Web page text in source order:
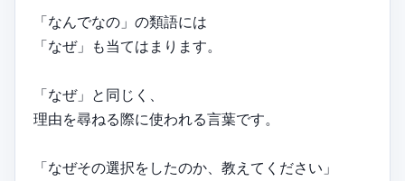
「なんでなの」の類語には
「なぜ」も当てはまります。
「なぜ」と同じく、
理由を尋ねる際に使われる言葉です。
「なぜその選択をしたのか、教えてください」